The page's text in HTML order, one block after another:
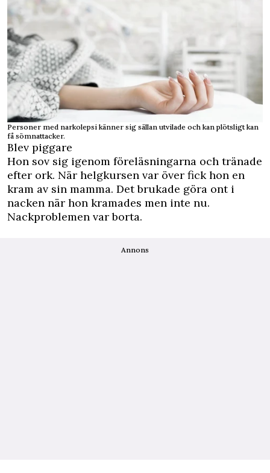
Personer med narkolepsi känner sig sällan utvilade och kan plötsligt kan
få sömnattacker.
Blev piggare
Hon sov sig igenom föreläsningarna och tränade
efter ork. När helgkursen var över fick hon en
kram av sin mamma. Det brukade göra ont i
nacken när hon kramades men inte nu.
Nackproblemen var borta.
Annons